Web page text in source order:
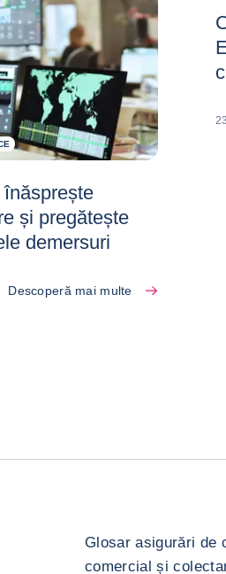
și pregătește
demersuri
Descoperă mai multe
Glosar asigurări de
comercial și